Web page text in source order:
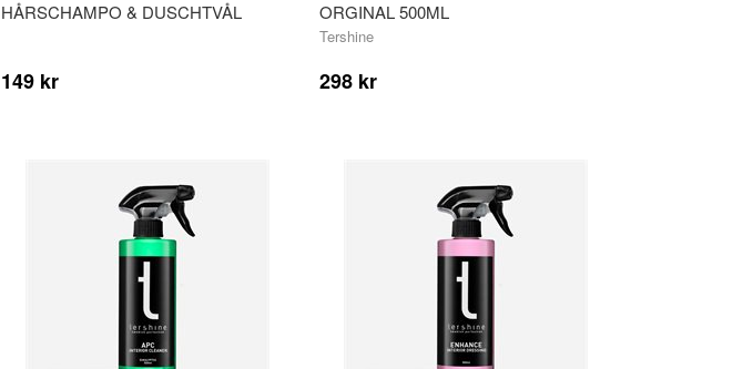
HÅRSCHAMPO & DUSCHTVÅL
149 kr
ORGINAL 500ML
Tershine
298 kr